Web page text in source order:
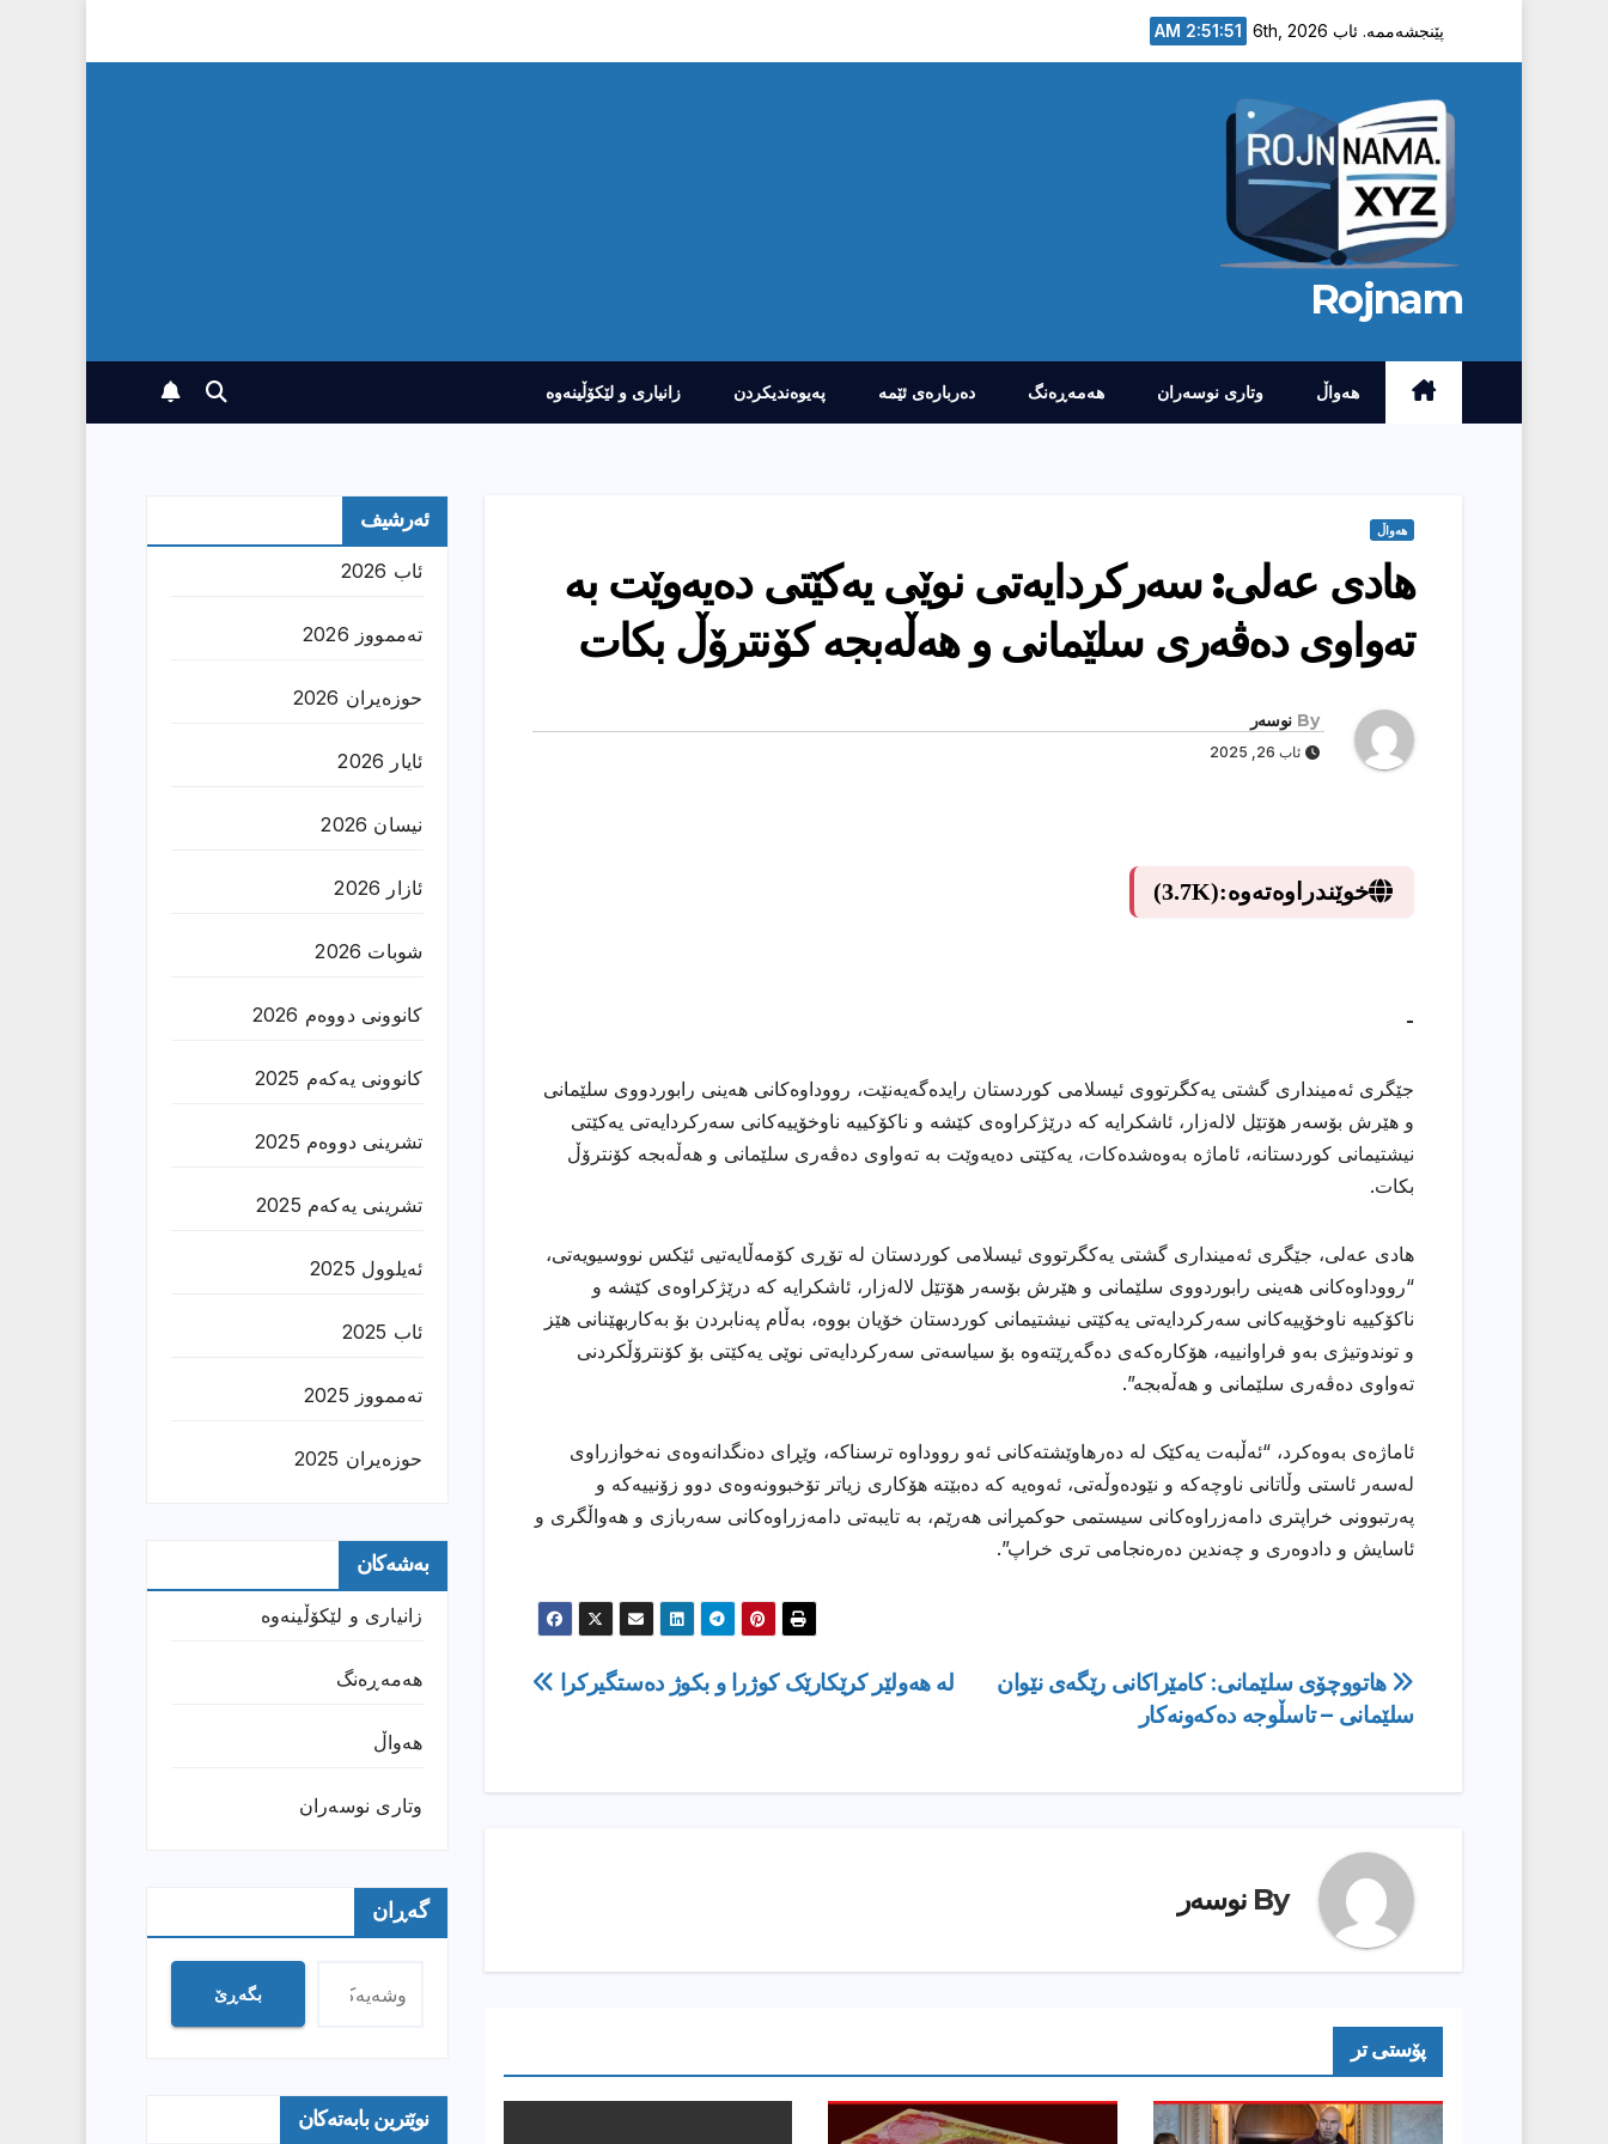
پێنجشەممە. ئاب 6th, 2026 2:51:52 AM
Rojnam
هەواڵ وتارى نوسەران هەمەڕەنگ دەربارەى ئێمە پەیوەندیکردن زانیارى و لێکۆڵینەوە
هەواڵ
هادی عەلی: سەرکردایەتی نوێی یەکێتی دەیەوێت بە
تەواوی دەڤەری سلێمانی و هەڵەبجە کۆنترۆڵ بکات
By نوسەر
ئاب 26, 2025
خوێندراوەتەوە:(3.7K)
-
جێگری ئەمینداری گشتی یەکگرتووی ئیسلامی کوردستان رایدەگەیەنێت، رووداوەکانی هەینی رابوردووی سلێمانی
و ھێرش بۆسەر ھۆتێل لالەزار، ئاشکرایە کە درێژکراوەی کێشە و ناکۆکییە ناوخۆییەکانی سەرکردایەتی یەکێتی
نیشتیمانی کوردستانە، ئاماژە بەوەشدەکات، یەکێتی دەیەوێت بە تەواوی دەڤەری سلێمانی و هەڵەبجە کۆنترۆڵ
بکات.
هادی عەلی، جێگری ئەمینداری گشتی یەکگرتووی ئیسلامی کوردستان لە تۆڕی کۆمەڵایەتیی ئێکس نووسیویەتی،
“رووداوەکانی هەینی رابوردووی سلێمانی و ھێرش بۆسەر ھۆتێل لالەزار، ئاشکرایە کە درێژکراوەی کێشە و
ناکۆکییە ناوخۆییەکانی سەرکردایەتی یەکێتی نیشتیمانی کوردستان خۆیان بووە، بەڵام پەنابردن بۆ بەکاربھێنانی ھێز
و توندوتیژی بەو فراوانییە، ھۆکارەکەی دەگەڕێتەوە بۆ سیاسەتی سەرکردایەتی نوێی یەکێتی بۆ کۆنترۆڵکردنی
تەواوی دەڤەری سلێمانی و ھەڵەبجە”.
ئاماژەی بەوەکرد، “ئەڵبەت یەکێک لە دەرھاوێشتەکانی ئەو رووداوە ترسناکە، وێڕای دەنگدانەوەی نەخوازراوی
لەسەر ئاستی وڵاتانی ناوچەکە و نێودەوڵەتی، ئەوەیە کە دەبێتە ھۆکاری زیاتر تۆخبوونەوەی دوو زۆنییەکە و
پەرتبوونی خراپتری دامەزراوەکانی سیستمی حوکمڕانی ھەرێم، بە تایبەتی دامەزراوەکانی سەربازی و ھەواڵگری و
ئاسایش و دادوەری و چەندین دەرەنجامی تری خراپ”.
ڕێدۆزیی
بابەت
لە هەولێر کرێکارێک کوژرا و بکوژ دەستگیرکرا
هاتووچۆی سلێمانی: کامێراکانی رێگەی نێوان
سلێمانی – تاسڵوجە دەکەونەکار
By نوسەر
پۆستى تر
ئەرشیف
ئاب 2026
تەممووز 2026
حوزه‌یران 2026
ئایار 2026
نیسان 2026
ئازار 2026
شوبات 2026
کانوونی دووەم 2026
کانوونی یەکەم 2025
تشرینی دووەم 2025
تشرینی یەکەم 2025
ئەیلوول 2025
ئاب 2025
تەممووز 2025
حوزه‌یران 2025
بەشەکان
زانیارى و لێکۆڵینەوە
هەمەڕەنگ
هەواڵ
وتارى نوسەران
گەڕان
بگەڕێ
نوێترین بابەتەکان